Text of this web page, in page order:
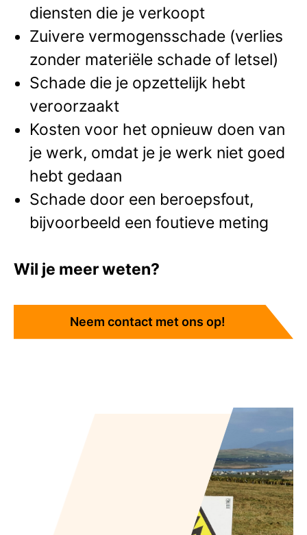
diensten die je verkoopt
Zuivere vermogensschade (verlies
zonder materiële schade of letsel)
Schade die je opzettelijk hebt
veroorzaakt
Kosten voor het opnieuw doen van
je werk, omdat je je werk niet goed
hebt gedaan
Schade door een beroepsfout,
bijvoorbeeld een foutieve meting
Wil je meer weten?
Neem contact met ons op!